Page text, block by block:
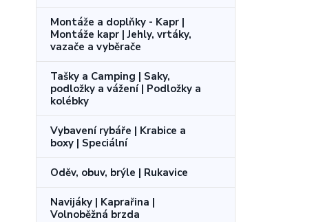
Montáže a doplňky - Kapr |
Montáže kapr | Jehly, vrtáky,
vazače a vyběrače
Tašky a Camping | Saky,
podložky a vážení | Podložky a
kolébky
Vybavení rybáře | Krabice a
boxy | Speciální
Oděv, obuv, brýle | Rukavice
Navijáky | Kaprařina |
Volnoběžná brzda